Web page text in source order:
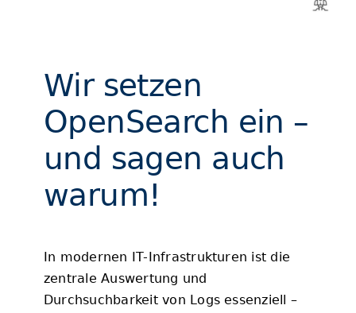
Wir setzen
OpenSearch ein –
und sagen auch
warum!
In modernen IT-Infrastrukturen ist die
zentrale Auswertung und
Durchsuchbarkeit von Logs essenziell –